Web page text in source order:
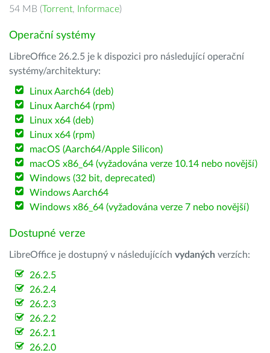
54 MB (Torrent, Informace)
Operační systémy
LibreOffice 26.2.5 je k dispozici pro následující operační
systémy/architektury:
Linux Aarch64 (deb)
Linux Aarch64 (rpm)
Linux x64 (deb)
Linux x64 (rpm)
macOS (Aarch64/Apple Silicon)
macOS x86_64 (vyžadována verze 10.14 nebo novější)
Windows (32 bit, deprecated)
Windows Aarch64
Windows x86_64 (vyžadována verze 7 nebo novější)
Dostupné verze
LibreOffice je dostupný v následujících vydaných verzích:
26.2.5
26.2.4
26.2.3
26.2.2
26.2.1
26.2.0